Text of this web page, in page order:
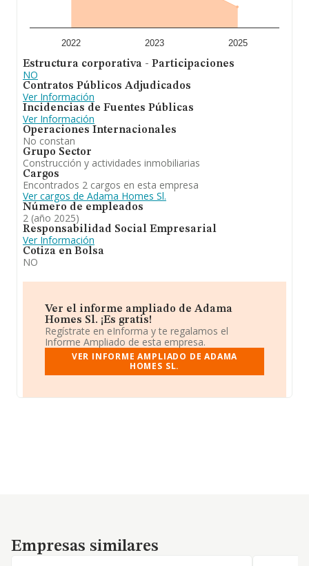
2022 2023 2025
Estructura corporativa - Participaciones
NO
Contratos Públicos Adjudicados
Ver Información
Incidencias de Fuentes Públicas
Ver Información
Operaciones Internacionales
No constan
Grupo Sector
Construcción y actividades inmobiliarias
Cargos
Encontrados 2 cargos en esta empresa
Ver cargos de Adama Homes Sl.
Número de empleados
2 (año 2025)
Responsabilidad Social Empresarial
Ver Información
Cotiza en Bolsa
NO
Ver el informe ampliado de Adama
Homes Sl. ¡Es gratis!
Regístrate en eInforma y te regalamos el
Informe Ampliado de esta empresa.
VER INFORME AMPLIADO DE ADAMA
HOMES SL.
Empresas similares
Empresas similares